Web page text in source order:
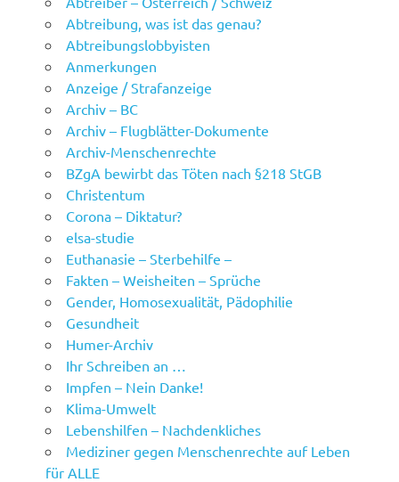
Abtreibung, was ist das genau?
Abtreibungslobbyisten
Anmerkungen
Anzeige / Strafanzeige
Archiv – BC
Archiv – Flugblätter-Dokumente
Archiv-Menschenrechte
BZgA bewirbt das Töten nach §218 StGB
Christentum
Corona – Diktatur?
elsa-studie
Euthanasie – Sterbehilfe –
Fakten – Weisheiten – Sprüche
Gender, Homosexualität, Pädophilie
Gesundheit
Humer-Archiv
Ihr Schreiben an …
Impfen – Nein Danke!
Klima-Umwelt
Lebenshilfen – Nachdenkliches
Mediziner gegen Menschenrechte auf Leben
für ALLE